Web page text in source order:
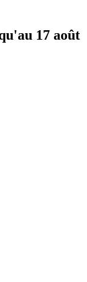
17 août